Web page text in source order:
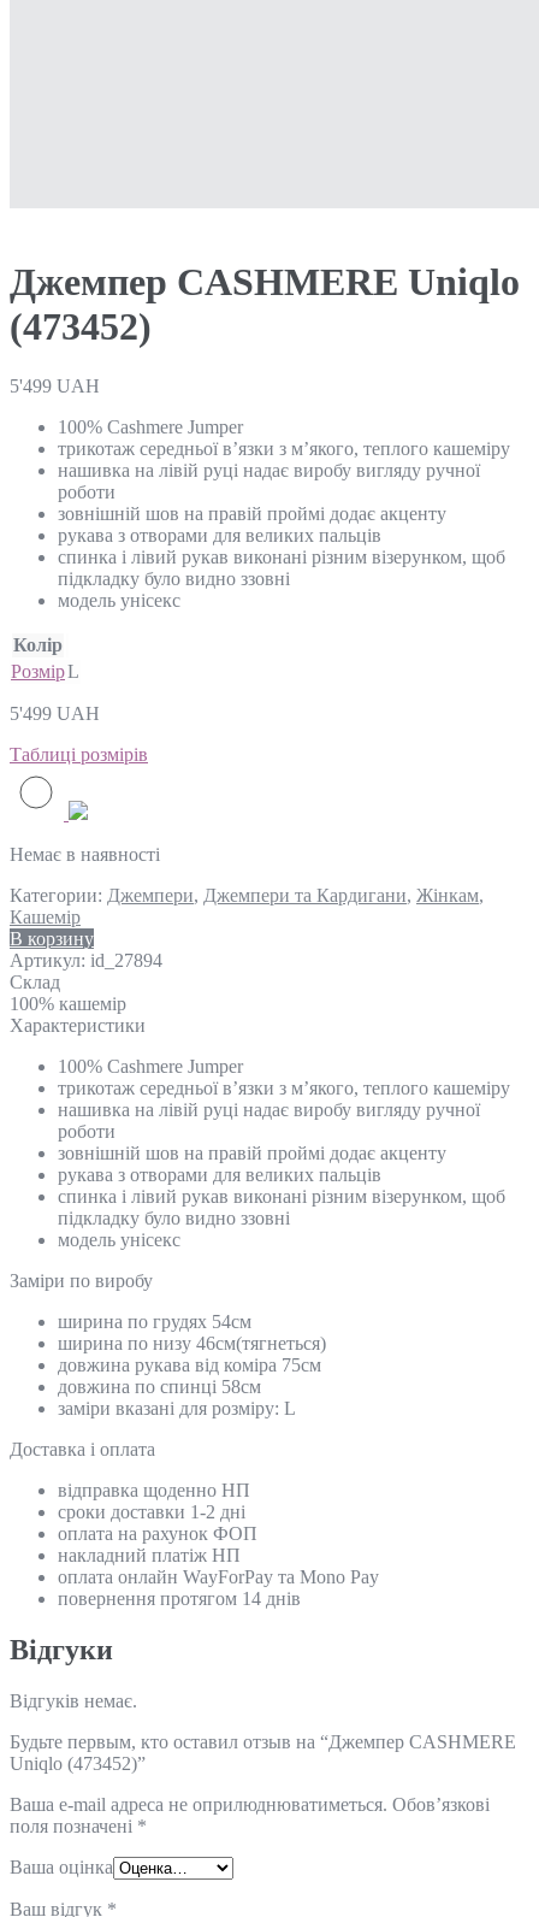
Джемпер CASHMERE Uniqlo
(473452)
5'499 UAH
100% Cashmere Jumper
трикотаж середньої в’язки з м’якого, теплого кашеміру
нашивка на лівій руці надає виробу вигляду ручної
роботи
зовнішній шов на правій проймі додає акценту
рукава з отворами для великих пальців
спинка і лівий рукав виконані різним візерунком, щоб
підкладку було видно ззовні
модель унісекс
Колір
РозмірL
5'499 UAH
Таблиці розмірів
Немає в наявності
Категории: Джемпери, Джемпери та Кардигани, Жінкам,
Кашемір
В корзину
Артикул: id_27894
Склад
100% кашемір
Характеристики
100% Cashmere Jumper
трикотаж середньої в’язки з м’якого, теплого кашеміру
нашивка на лівій руці надає виробу вигляду ручної
роботи
зовнішній шов на правій проймі додає акценту
рукава з отворами для великих пальців
спинка і лівий рукав виконані різним візерунком, щоб
підкладку було видно ззовні
модель унісекс
Замiри по виробу
ширина по грудях 54см
ширина по низу 46см(тягнеться)
довжина рукава від коміра 75см
довжина по спинці 58см
заміри вказані для розміру: L
Доставка і оплата
відправка щоденно НП
сроки доставки 1-2 дні
оплата на рахунок ФОП
накладний платіж НП
оплата онлайн WayForPay та Mono Pay
повернення протягом 14 днів
Відгуки
Відгуків немає.
Будьте первым, кто оставил отзыв на “Джемпер CASHMERE
Uniqlo (473452)”
Ваша e-mail адреса не оприлюднюватиметься. Обов’язкові
поля позначені *
Ваша оцінка
Ваш відгук *